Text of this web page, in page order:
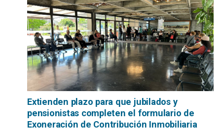
Extienden plazo para que jubilados y
pensionistas completen el formulario de
Exoneración de Contribución Inmobiliaria